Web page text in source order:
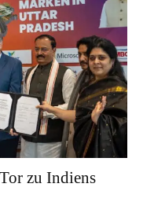
zu Indiens